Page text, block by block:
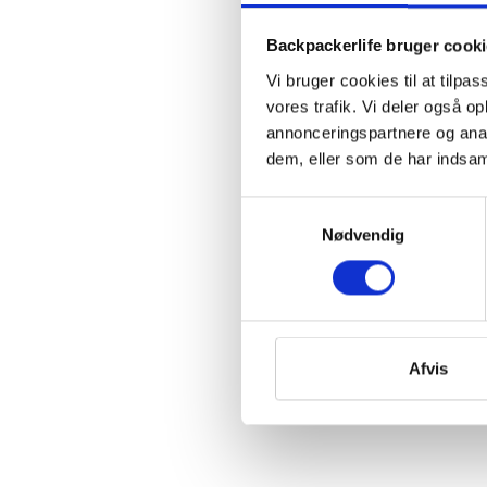
Backpackerlife bruger
Vi bruger cookies til at
vores trafik. Vi deler også
annonceringspartnere og
dem, eller som de har
Nødvendig
Afvis